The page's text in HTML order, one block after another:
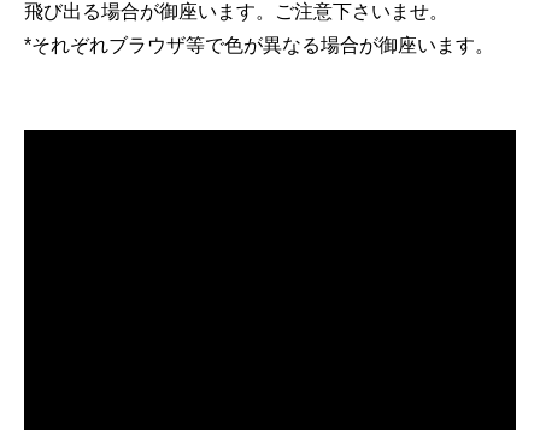
飛び出る場合が御座います。ご注意下さいませ。
*それぞれブラウザ等で色が異なる場合が御座います。